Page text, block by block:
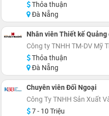
Thỏa thuận
Đà Nẵng
Nhân viên Thiết kế Quảng
Công ty TNHH TM-DV Mỹ
Thỏa thuận
Đà Nẵng
Chuyên viên Đối Ngoại
Công Ty TNHH Sản Xuất
7 - 10 Triệu